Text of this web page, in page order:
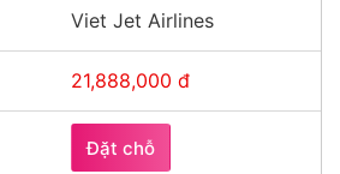
Viet Jet Airlines
21,888,000 đ
Đặt chỗ